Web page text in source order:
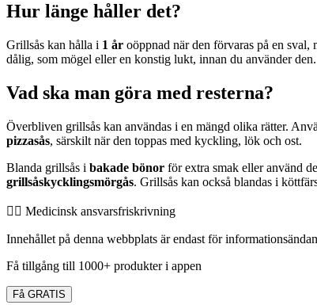
Hur länge håller det?
Grillsås kan hålla i 1 år oöppnad när den förvaras på en
dålig, som mögel eller en konstig lukt, innan du använder den.
Vad ska man göra med resterna?
Överbliven grillsås kan användas i en mängd olika rätter.
pizzasås, särskilt när den toppas med kyckling, lök och ost.
Blanda grillsås i bakade bönor för extra smak eller använd
grillsåskycklingsmörgås. Grillsås kan också blandas i
👨‍⚕️️ Medicinsk ansvarsfriskrivning
Innehållet på denna webbplats är endast för
Få tillgång till 1000+ produkter i appen
Få GRATIS